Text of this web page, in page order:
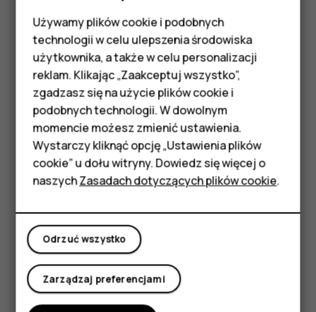
Smartfony
Telefony z funkcjami
podstawowymi
Akcesoria
HMD Terra M
Tablety
Moje konto
wiadomości multimedialnych
Aby udostępnić zawartość przy użyciu wiadomości
multimedialnych, upewnij się, że oba telefony obsługują
wysyłanie i odbieranie takich wiadomości.
Aby na przykład udostępnić kartę kontaktu, wybierz
Menu>Kontakty.
Otwórz kartę kontaktu, którą chcesz udostępnić i
wybierz
>Udostępnij kontakt .
WybierzPrzez MMS. W telefonie zostanie otwarta
Dodaj odbiorcę wiadomości, a następnie wybierz
Wyślij.
Używamy plików cookie i podobnych
technologii w celu ulepszenia środowiska
użytkownika, a także w celu personalizacji
reklam. Klikając „Zaakceptuj wszystko”,
zgadzasz się na użycie plików cookie i
podobnych technologii. W dowolnym
momencie możesz zmienić ustawienia.
Wystarczy kliknąć opcję „Ustawienia plików
cookie” u dołu witryny. Dowiedz się więcej o
naszychZasadach dotyczących plików cookie.
Odrzuć wszystko
Zarządzaj preferencjami